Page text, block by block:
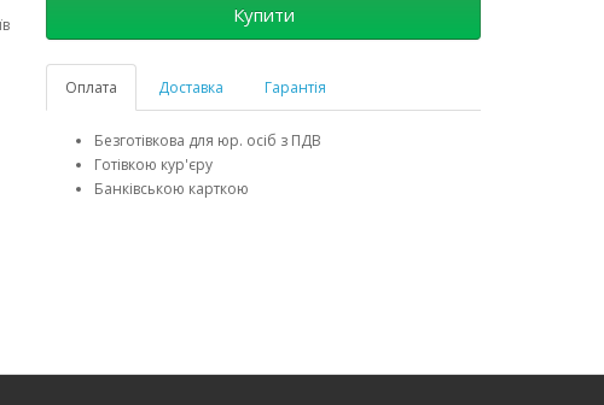
Купити
Оплата Доставка Гарантія
Безготівкова для юр. осіб з ПДВ
Готівкою кур'єру
Банківською карткою